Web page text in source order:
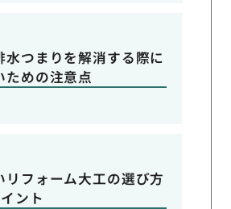
水つまりを解消する際に
ための注意点
リフォーム大工の選び方
ント